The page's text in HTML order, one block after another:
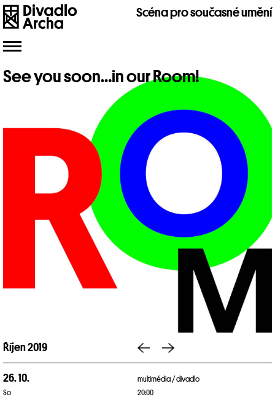
Scéna pro současné umění
Toggle
navigation
See you soon…in our Room!
Říjen 2019
26. 10.
So
multimédia /divadlo
20:00